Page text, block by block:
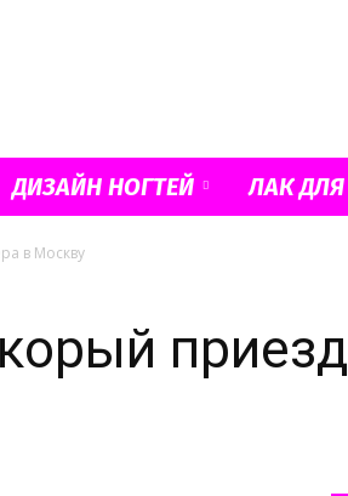
Французский
ДИЗАЙН НОГТЕЙ ЛАК
в Москву